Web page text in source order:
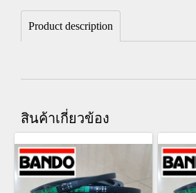
Product description
สินค้าเกี่ยวข้อง